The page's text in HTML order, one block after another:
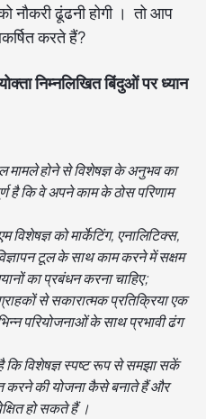
नौकरी ढूंढनी होगी । तो आप
करते हैं?
निम्नलिखित बिंदुओं पर ध्यान
मामले होने से विशेषज्ञ के अनुभव का
है कि वे अपने काम के ठोस परिणाम
को मार्केटिंग, एनालिटिक्स,
टूल के साथ काम करने में सक्षम
का प्रबंधन करना चाहिए;
से सकारात्मक प्रतिक्रिया एक
परियोजनाओं के साथ प्रभावी ढंग
कि विशेषज्ञ स्पष्ट रूप से समझा सकें
करने की योजना कैसे बनाते हैं और
हो सकते हैं ।